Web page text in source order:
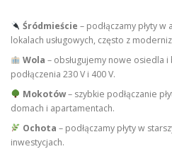
Śródmieście – podłączamy płyty
lokalach usługowych, często z
Wola – obsługujemy nowe osiedla
podłączenia 230 V i 400 V.
Mokotów– szybkie podłączanie
domach i apartamentach.
Ochota – podłączamy płyty w
inwestycjach.